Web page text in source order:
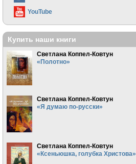
YouTube
Купить наши книги
Светлана Коппел-Ковтун
«Полотно»
Светлана Коппел-Ковтун
«Я думаю по-русски»
Светлана Коппел-Ковтун
«Ксеньюшка, голубка Христова»